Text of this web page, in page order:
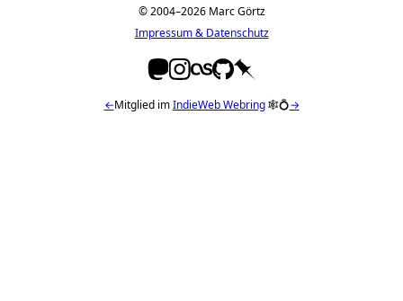
© 2004–2026 Marc Görtz
Impressum & Datenschutz
←Mitglied imIndieWeb Webring🕸💍→